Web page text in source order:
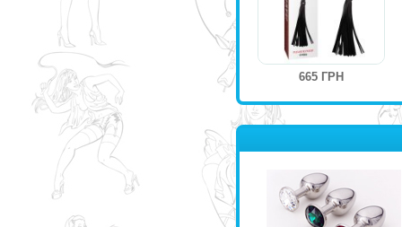
665 ГРН